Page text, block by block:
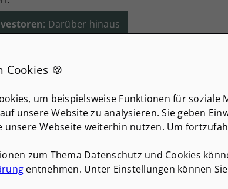
: Darüber hinaus
oder Investor
für den
oder einer
sind private
als traditionelle
Vereinbarungen
sind. Es ist jedoch
Aspekte sorgfältig zu
treffen, um
🍪
um beispielsweise Funktionen für soziale
unsere Website zu analysieren. Sie geben
unsere Webseite weiterhin nutzen. Um
zum Thema Datenschutz und Cookies
entnehmen. Unter Einstellungen können